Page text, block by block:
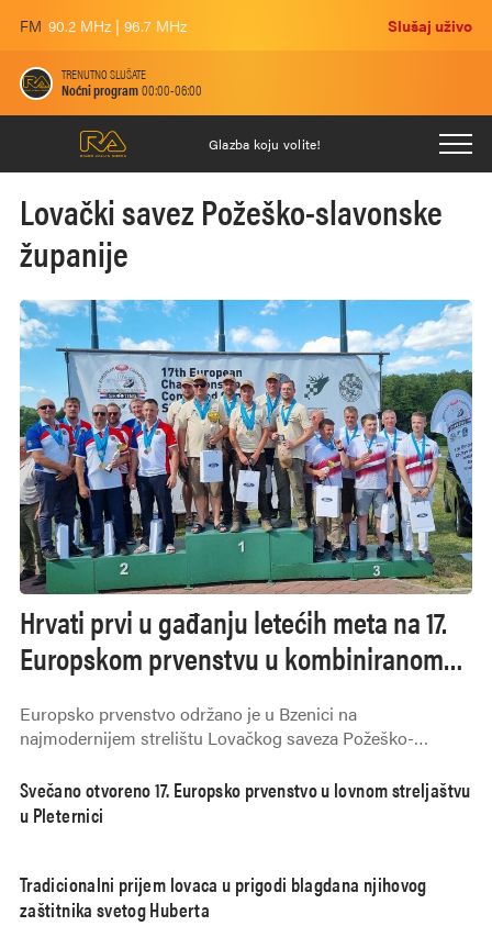
FM 90.2 MHz | 96.7 MHz Slušaj uživo
TRENUTNO SLUŠATE
Noćni program00:00-06:00
Glazba koju volite!
Lovački savez Požeško-slavonske
županije
Hrvati prvi u gađanju letećih meta na 17.
Europskom prvenstvu u kombiniranom
Europsko prvenstvo održano je u Bzenici na
najmodernijem strelištu Lovačkog saveza Požeško-
14 europskih zemalja
Svečano otvoreno 17. Europsko prvenstvo u lovnom streljaštvu
u Pleternici
Tradicionalni prijem lovaca u prigodi blagdana njihovog
zaštitnika svetog Huberta